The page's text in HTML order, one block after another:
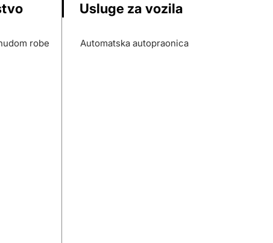
robe
Usluge za vozila
Automatska autopraonica